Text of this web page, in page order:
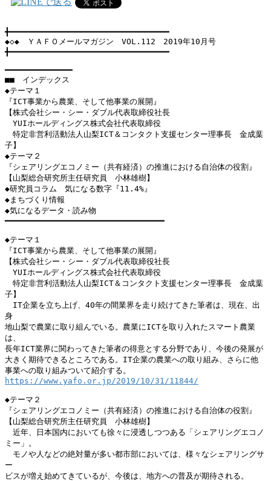
╋━━━━━━━━━━━━━━━━━━━━━━━━━━━━━━━━━
◆◇◆　ＹＡＦＯメールマガジン　VOL.112　2019年10月号
╋━━━━━━━━━━━━━━━━━━━━━━━━━━━━━━━━━
━━━━━━━━━━━━━━
■■　インデックス
◆テーマ１
『ICT事業から農業、そして他事業の展開』
【株式会社シー・シー・ダブル代表取締役社長
YUIホールディングス株式会社代表取締役
特定非営利活動法人山梨ICT＆コンタクト支援センター理事長　金成葉
子】
◆テーマ２
『シェアリングエコノミー（共有経済）の推進における自治体の役割』
【山梨総合研究所主任研究員　小林雄樹】
◆研究員コラム　気になる数字『11.4%』
◆まちづくり情報
◆気になるデータ・読み物
━━━━━━━━━━━━━━━━━━━━━━━━━━━━━━━━━
◆テーマ１
『ICT事業から農業、そして他事業の展開』
【株式会社シー・シー・ダブル代表取締役社長
YUIホールディングス株式会社代表取締役
特定非営利活動法人山梨ICT＆コンタクト支援センター理事長　金成葉
子】
IT企業を立ち上げ、40年の間業界を走り続けてきた筆者は、現在、出
身
地山梨で農業に取り組んでいる。農業にICTを取り入れたスマート農業
は、
長年ICT業界に関わってきた筆者の得意とする分野であり、今後の発展が
大きく期待できるところである。IT企業の農業への取り組み、さらに他
https://www.yafo.or.jp/2019/10/31/11844/
◆テーマ２
『シェアリングエコノミー（共有経済）の推進における自治体の役割』
【山梨総合研究所主任研究員　小林雄樹】
近年、日本国内においても徐々に浸透しつつある「シェアリングエコノ
ミー」。
モノや人などの絶対量が多い都市部においては、様々なシェアリングサ
ー
ビスが増え始めてきているが、今後は、地方への普及が期待される。